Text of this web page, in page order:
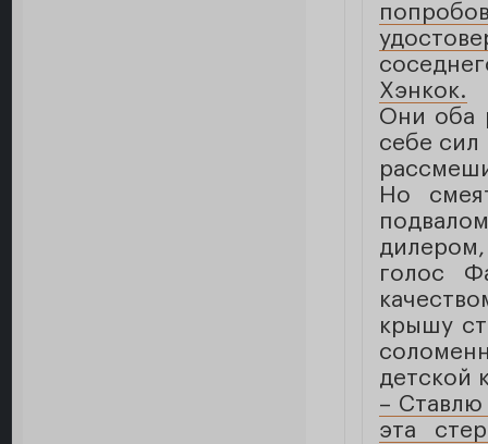
Хэнкок.
Они оба
себе сил
Но
голос
крышу
детской
– Ставлю
эта